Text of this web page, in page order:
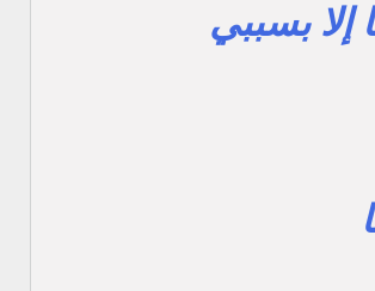
بسببي